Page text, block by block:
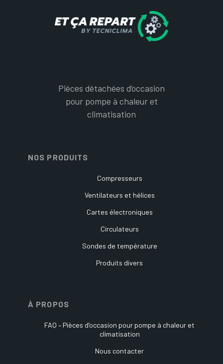
Pièces détachées d’occasion
pour pompe à chaleur et
climatisation
NOS PRODUITS
Compresseurs
Ventilateurs et hélices
Cartes électroniques
Circulateurs
Sondes de température
Produits divers
À PROPOS
FAQ – Pièces d’occasion pour pompe à chaleur et
climatisation
Nous contacter